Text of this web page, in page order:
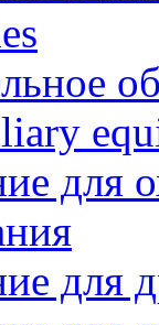
для
для